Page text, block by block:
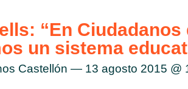
“En Ciudadanos
un sistema
Castellón — 13 agosto 2015 @